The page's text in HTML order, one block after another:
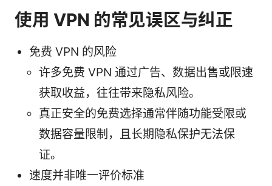
使用 VPN 的常见误区与纠正
免费 VPN 的风险
许多免费 VPN 通过广告、数据出售或限速
获取收益，往往带来隐私风险。
真正安全的免费选择通常伴随功能受限或
数据容量限制，且长期隐私保护无法保
证。
速度并非唯一评价标准